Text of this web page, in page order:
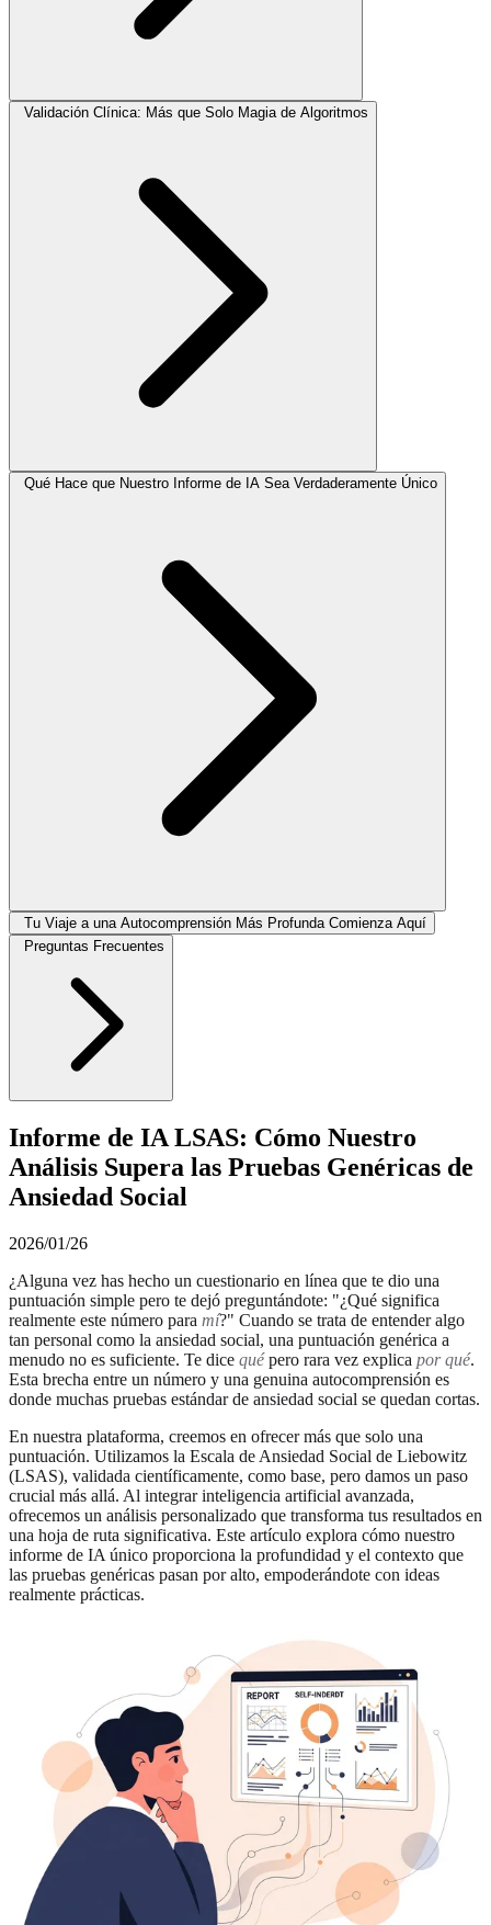
Validación Clínica: Más que Solo Magia de Algoritmos
Qué Hace que Nuestro Informe de IA Sea Verdaderamente Único
Tu Viaje a una Autocomprensión Más Profunda Comienza Aquí
Preguntas Frecuentes
Informe de IA LSAS: Cómo Nuestro
Análisis Supera las Pruebas Genéricas de
Ansiedad Social
2026/01/26
¿Alguna vez has hecho un cuestionario en línea que te dio una
puntuación simple pero te dejó preguntándote: "¿Qué significa
realmente este número para mí?" Cuando se trata de entender algo
tan personal como la ansiedad social, una puntuación genérica a
menudo no es suficiente. Te dice quépero rara vez explica por qué.
Esta brecha entre un número y una genuina autocomprensión es
donde muchas pruebas estándar de ansiedad social se quedan cortas.
En nuestra plataforma, creemos en ofrecer más que solo una
puntuación. Utilizamos la Escala de Ansiedad Social de Liebowitz
(LSAS), validada científicamente, como base, pero damos un paso
crucial más allá. Al integrar inteligencia artificial avanzada,
ofrecemos un análisis personalizado que transforma tus resultados en
una hoja de ruta significativa. Este artículo explora cómo nuestro
informe de IA único proporciona la profundidad y el contexto que
las pruebas genéricas pasan por alto, empoderándote con ideas
realmente prácticas.